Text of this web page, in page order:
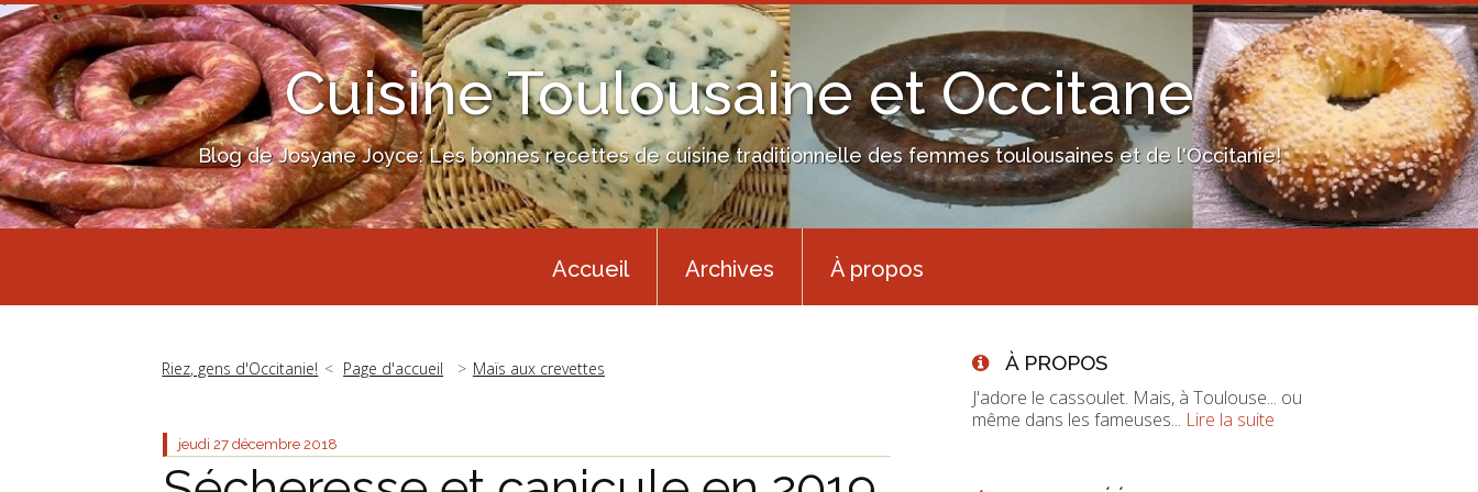
Cuisine Toulousaine et Occitane
Blog de Josyane Joyce: Les bonnes recettes de cuisine traditionnelle des femmes toulousaines et de l'Occitanie!
Accueil Archives À propos
Riez, gens d'Occitanie! Page d'accueil Maïs aux crevettes
jeudi 27 décembre 2018
À PROPOS
J'adore le cassoulet. Mais, à Toulouse... ou
même dans les fameuses... Lire la suite